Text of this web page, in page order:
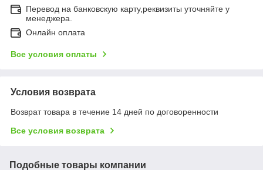
Перевод на банковскую карту,реквизиты уточняйте у
менеджера.
Онлайн оплата
Все условия оплаты
Условия возврата
Возврат товара в течение 14 дней по договоренности
Все условия возврата
Подобные товары компании